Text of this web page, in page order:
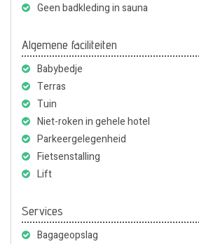
Geen badkleding in sauna
Algemene faciliteiten
Babybedje
Terras
Tuin
Niet-roken in gehele hotel
Parkeergelegenheid
Fietsenstalling
Lift
Services
Bagageopslag